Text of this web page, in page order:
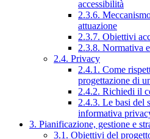
accessibilità
2.3.6.
attuazione
2.3.7. Obiettivi
2.3.8. Normativa
2.4. Privacy
2.4.1. Come
progettazione di
2.4.2. Richiedi il
2.4.3. Le basi del
informativa
3. Pianificazione, gestione e
3.1. Obiettivi del